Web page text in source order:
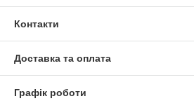
Контакти
Доставка та оплата
Графік роботи